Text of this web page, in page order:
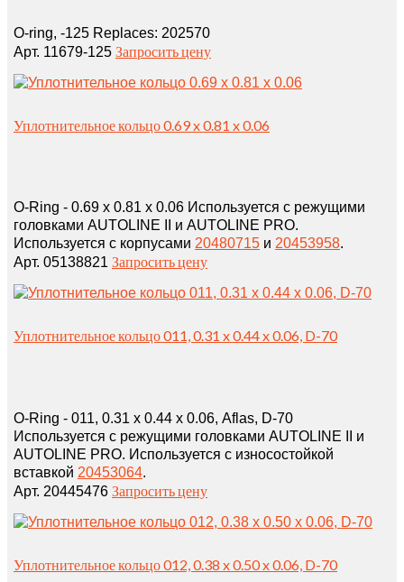
O‑ring, ‑125 Replaces: 202570
Арт. 11679-125 Запросить цену
Уплотнительное кольцо 0.69 x 0.81 x 0.06
O-Ring - 0.69 x 0.81 x 0.06 Используется с режущими
головками AUTOLINE II и AUTOLINE PRO.
Используется с корпусами 20480715 и 20453958.
Арт. 05138821 Запросить цену
Уплотнительное кольцо 011, 0.31 x 0.44 x 0.06, D-70
O-Ring - 011, 0.31 x 0.44 x 0.06, Aflas, D-70
Используется с режущими головками AUTOLINE II и
AUTOLINE PRO. Используется с износостойкой
вставкой 20453064.
Арт. 20445476 Запросить цену
Уплотнительное кольцо 012, 0.38 x 0.50 x 0.06, D-70